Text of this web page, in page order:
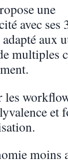
une
avec ses
aux
multiples
les
et
moins